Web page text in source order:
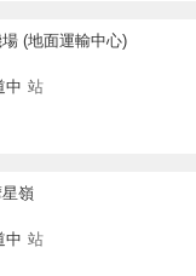
(地面運輸中心)
中 站
星嶺
中 站